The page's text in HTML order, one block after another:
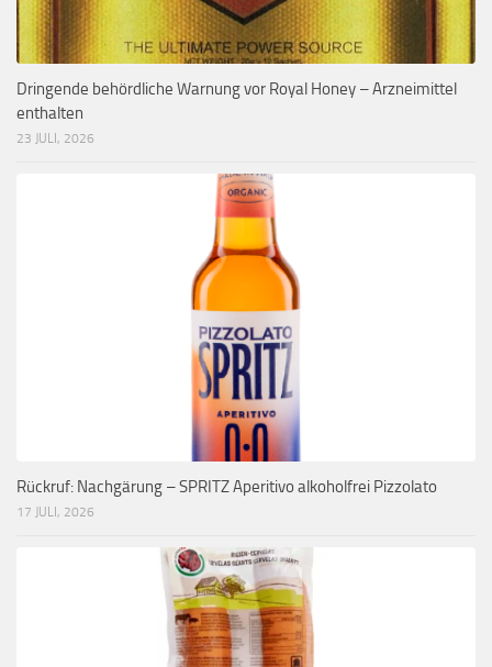
Dringende behördliche Warnung vor Royal Honey – Arzneimittel
enthalten
23 JULI, 2026
Rückruf: Nachgärung – SPRITZ Aperitivo alkoholfrei Pizzolato
17 JULI, 2026